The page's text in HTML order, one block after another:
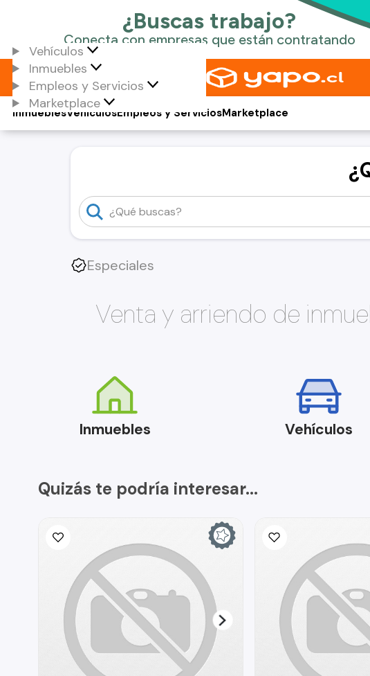
Vehículos
Inmuebles
Empleos y Servicios
Marketplace
Vehículos
Inmuebles Empleos y ServiciosMarketplace
Especiales
Venta y arriendo de
Inmuebles Vehículos
Quizás te podría interesar...